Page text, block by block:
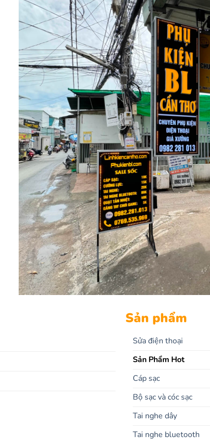
Sản phẩm
Sửa điện thoại
Sản Phẩm Hot
Cáp sạc
Bộ sạc và cóc sạc
Tai nghe dây
Tai nghe bluetooth